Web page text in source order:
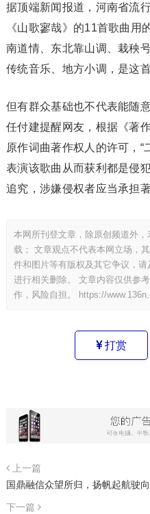
据顶端新闻报道，河南省流
《山歌寥哉》的11首歌曲用
南道情、东北靠山调、栽秧
传统音乐、地方小调，是这
但有群众基础也不代表能随
任付建提醒网友，根据《著
原作词曲著作权人的许可，“
表演该歌曲从而获利都是侵
追究，涉嫌侵权者应当承担
本网所刊登文章，除原创频道外
载； 文章观点不代表本网立场，
件和图片等有版权及其它争议，
进行相关删除。 文章内容仅供参
作，风险自担。
https://
打赏
上一篇
国鼎融信众望所归，扬帆起航驶
下一篇